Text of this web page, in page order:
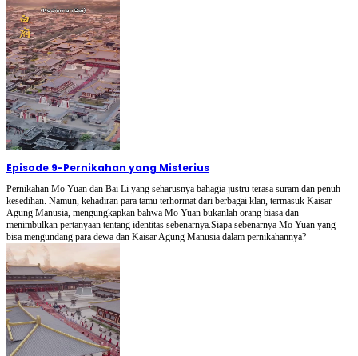
Episode 9-Pernikahan yang Misterius
Pernikahan Mo Yuan dan Bai Li yang seharusnya bahagia justru terasa suram dan penuh
kesedihan. Namun, kehadiran para tamu terhormat dari berbagai klan, termasuk Kaisar
Agung Manusia, mengungkapkan bahwa Mo Yuan bukanlah orang biasa dan
menimbulkan pertanyaan tentang identitas sebenarnya.Siapa sebenarnya Mo Yuan yang
bisa mengundang para dewa dan Kaisar Agung Manusia dalam pernikahannya?